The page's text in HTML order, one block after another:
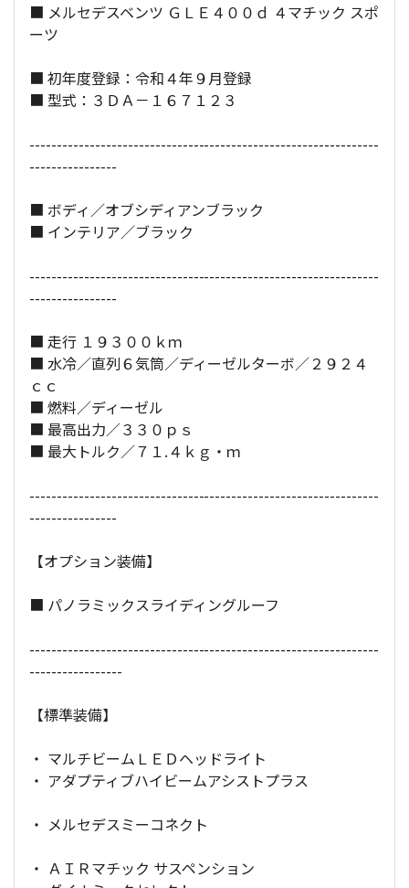
全長×全幅×全高：494 ×202
■ メルセデスベンツ ＧＬＥ４００ｄ ４マチック スポ
ーツ
■ 初年度登録：令和４年９月登録
■ 型式：３ＤＡ－１６７１２３
----------------------------------------------------------------
----------------
■ ボディ／オブシディアンブラック
■ インテリア／ブラック
----------------------------------------------------------------
----------------
■ 走行 １９３００ｋｍ
■ 水冷／直列６気筒／ディーゼルターボ／２９２４
ｃｃ
■ 燃料／ディーゼル
■ 最高出力／３３０ｐｓ
■ 最大トルク／７１.４ｋｇ・ｍ
----------------------------------------------------------------
----------------
【オプション装備】
■ パノラミックスライディングルーフ
----------------------------------------------------------------
-----------------
【標準装備】
・ マルチビームＬＥＤヘッドライト
・ アダプティブハイビームアシストプラス
・ メルセデスミーコネクト
・ ＡＩＲマチック サスペンション